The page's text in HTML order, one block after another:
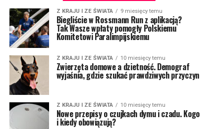
Z KRAJU I ZE ŚWIATA 9 miesięcy temu
Biegliście w Rossmann Run z aplikacją?
Tak Wasze wpłaty pomogły Polskiemu
Komitetowi Paralimpijskiemu
Z KRAJU I ZE ŚWIATA 10 miesięcy temu
Zwierzęta domowe a dzietność. Demograf
wyjaśnia, gdzie szukać prawdziwych przyczyn
Z KRAJU I ZE ŚWIATA 10 miesięcy temu
Nowe przepisy o czujkach dymu i czadu. Kogo
i kiedy obowiązują?